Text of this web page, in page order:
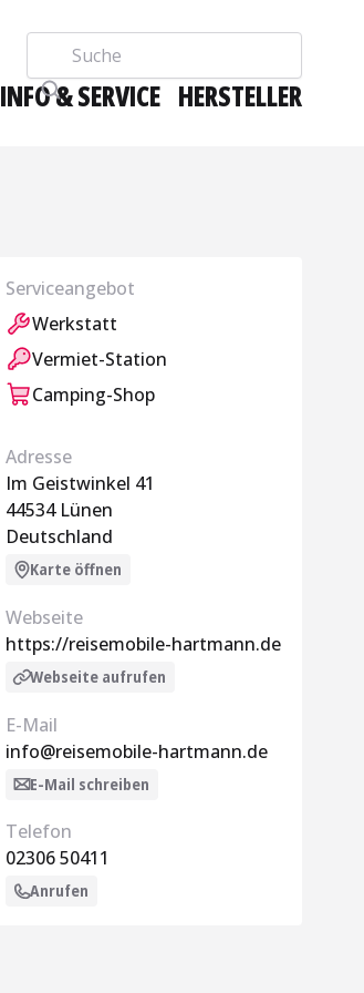
Suche
INFO & SERVICE HERSTELLER
Serviceangebot
Werkstatt
Vermiet-Station
Camping-Shop
Adresse
Im Geistwinkel 41
44534 Lünen
Deutschland
Karte öffnen
Webseite
https://reisemobile-hartmann.de
Webseite aufrufen
E-Mail
info@reisemobile-hartmann.de
E-Mail schreiben
Telefon
02306 50411
Anrufen